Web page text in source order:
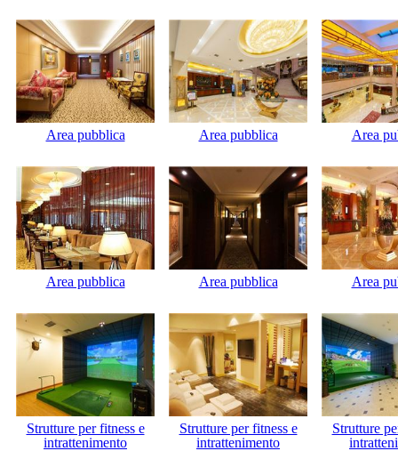
Area pubblica Area pubblica Area
Area pubblica Area pubblica Area
Strutture per fitness e
intrattenimento
Strutture per fitness e
intrattenimento
Strutture